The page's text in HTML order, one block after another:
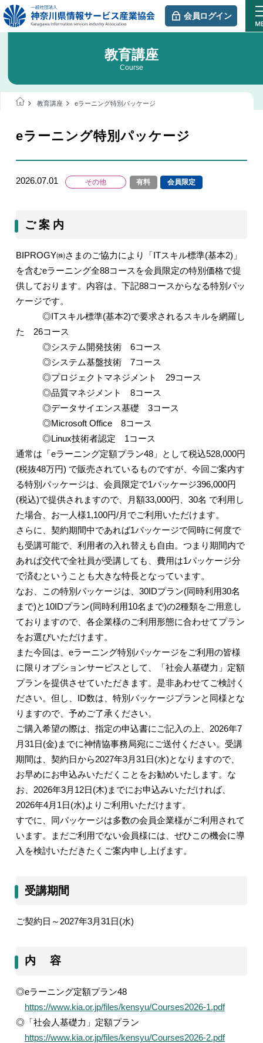
会員ログイン
教育講座
Course
教育講座 eラーニング特別パッケージ
eラーニング特別パッケージ
2026.07.01 その他 有料 会員限定
ご 案 内
BIPROGY㈱さまのご協力により「ITスキル標準(基本2) 」
を含むeラーニング全88コースを会員限定の特別価格で提
供しております。内容は、下記88コースからなる特別パッ
ケージです。
◎ITスキル標準(基本2)で要求されるスキルを網羅し
た 26コース
◎システム開発技術 6コース
◎システム基盤技術 7コース
◎プロジェクトマネジメント 29コース
◎品質マネジメント 8コース
◎データサイエンス基礎 3コース
◎Microsoft Office 8コース
◎Linux技術者認定 1コース
通常は「eラーニング定額プラン48」として税込528,000円
(税抜48万円) で販売されているものですが、今回ご案内す
る特別パッケージは、会員限定で1パッケージ396,000円
(税込)で提供されますので、月額33,000円、 30名 で利用し
た場合、お一人様1,100円/月でご利用いただけます。
さらに、契約期間中であれば1パッケージで同時に何度で
も受講可能で、利用者の入れ替えも自由。つまり期間内で
あれば交代で全社員が受講しても、費用は1パッケージ分
で済むということも大きな特長となっています。
なお、この特別パッケージは、 30IDプラン(同時利用30名
まで)と 10IDプラン(同時利用10名まで)の2種類をご用意し
ておりますので、各企業様のご利用形態に合わせてプラン
をお選びいただけます。
また今回は、 eラーニング特別パッケージをご利用の皆様
に限りオプションサービスとして、「社会人基礎力」定額
プランを提供させていただきます。是非あわせてご検討く
ださい。但し、 ID数は、特別パッケージプランと同様とな
りますので、予めご了承ください。
ご購入希望の際は、指定の申込書にご記入の上、 2026年7
月31日(金) までに神情協事務局宛にご送付ください。受講
期間は、契約日から2027年3月31日(水)となりますので、
お早めにお申込みいただくことをお勧めいたします。な
お、2026年3月 12日(木) までにお申込みいただければ、
2026年4月 1日(水)よりご利用いただけます。
すでに、同パッケージは多数の会員企業様がご利用されて
います。まだご利用でない会員様には、ぜひこの機会に導
入を検討いただきたくご案内申し上げます。
受講期間
ご契約日～ 2027年3月31日(水)
内 容
◎eラーニング定額プラン48
https://www.kia.or.jp/files/kensyu/Courses2026-1.pdf
◎「社会人基礎力」定額プラン
https://www.kia.or.jp/files/kensyu/Courses2026-2.pdf